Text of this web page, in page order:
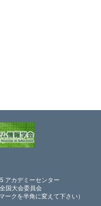
アカデミーセンター
国大会委員会
クを半角に変えて下さい）